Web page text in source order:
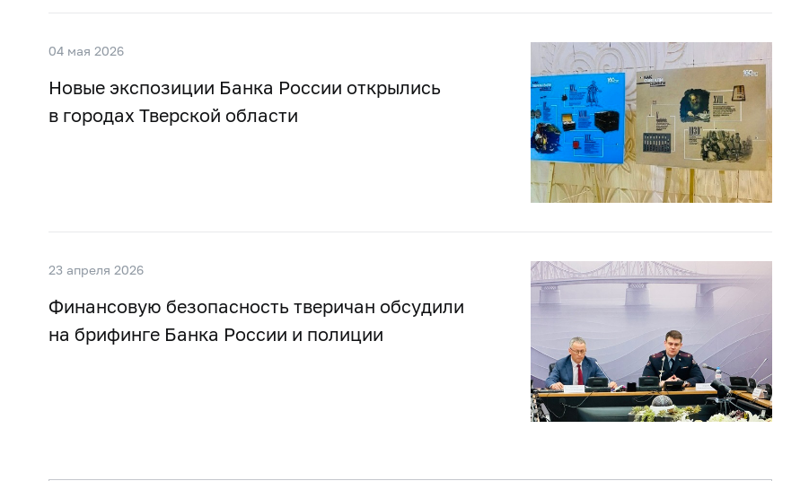
04 мая 2026
Новые экспозиции Банка России открылись
в городах Тверской области
23 апреля 2026
Финансовую безопасность тверичан обсудили
на брифинге Банка России и полиции